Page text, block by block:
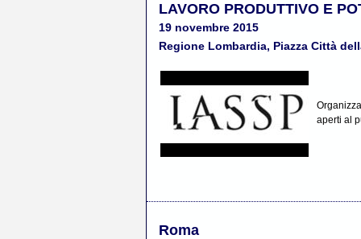
LAVORO PRODUTTIVO E
19 novembre 2015
Regione Lombardia, Piazza Città
aperti al
Roma